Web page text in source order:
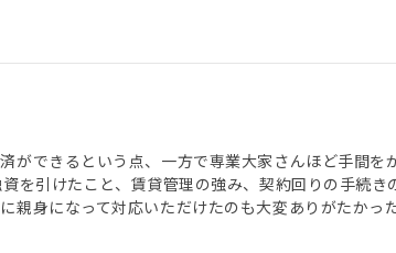
ができるという点、一方で専業大家さんほど手間を
を引けたこと、賃貸管理の強み、契約回りの手続き
身になって対応いただけたのも大変ありがたかった